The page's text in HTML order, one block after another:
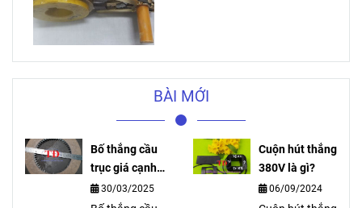
BÀI MỚI
Bố thắng cầu
trục giá cạnh
tranh ship toàn
30/03/2025
Cuộn hút thắng
380V là gì?
06/09/2024